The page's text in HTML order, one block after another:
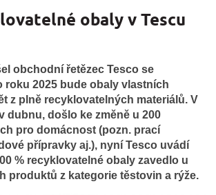
obaly v Tescu
obchodní řetězec Tesco se
roku 2025 bude obaly vlastních
z plně recyklovatelných materiálů. V
dubnu, došlo ke změně u 200
pro domácnost (pozn. prací
přípravky aj.), nyní Tesco uvádí
% recyklovatelné obaly zavedlo u
produktů z kategorie těstovin a rýže.